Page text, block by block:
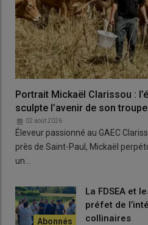
scientifiquespour une
d’abattage. LeCIRAD, l’Anses, l’
travaillent sur ce dossier.« Un
communiqué au CNOPSAV en
au printemps », explique-t-onrue
ministère.
« La stratégie actuelle, qui s’est
transparence, a prouvé son
apparu depuis le 2 janvier »
février 3 500 bovinsont été
millions:« 99,86 % du cheptel a
proche de la ministre.
Portrait Mickaël Clarissou :
sculpte l’avenir de son
02 août 2026
Éleveur passionné au GAEC
près de Saint-Paul, Mickaël
un…
La FDSEA et
préfet de
collinaires